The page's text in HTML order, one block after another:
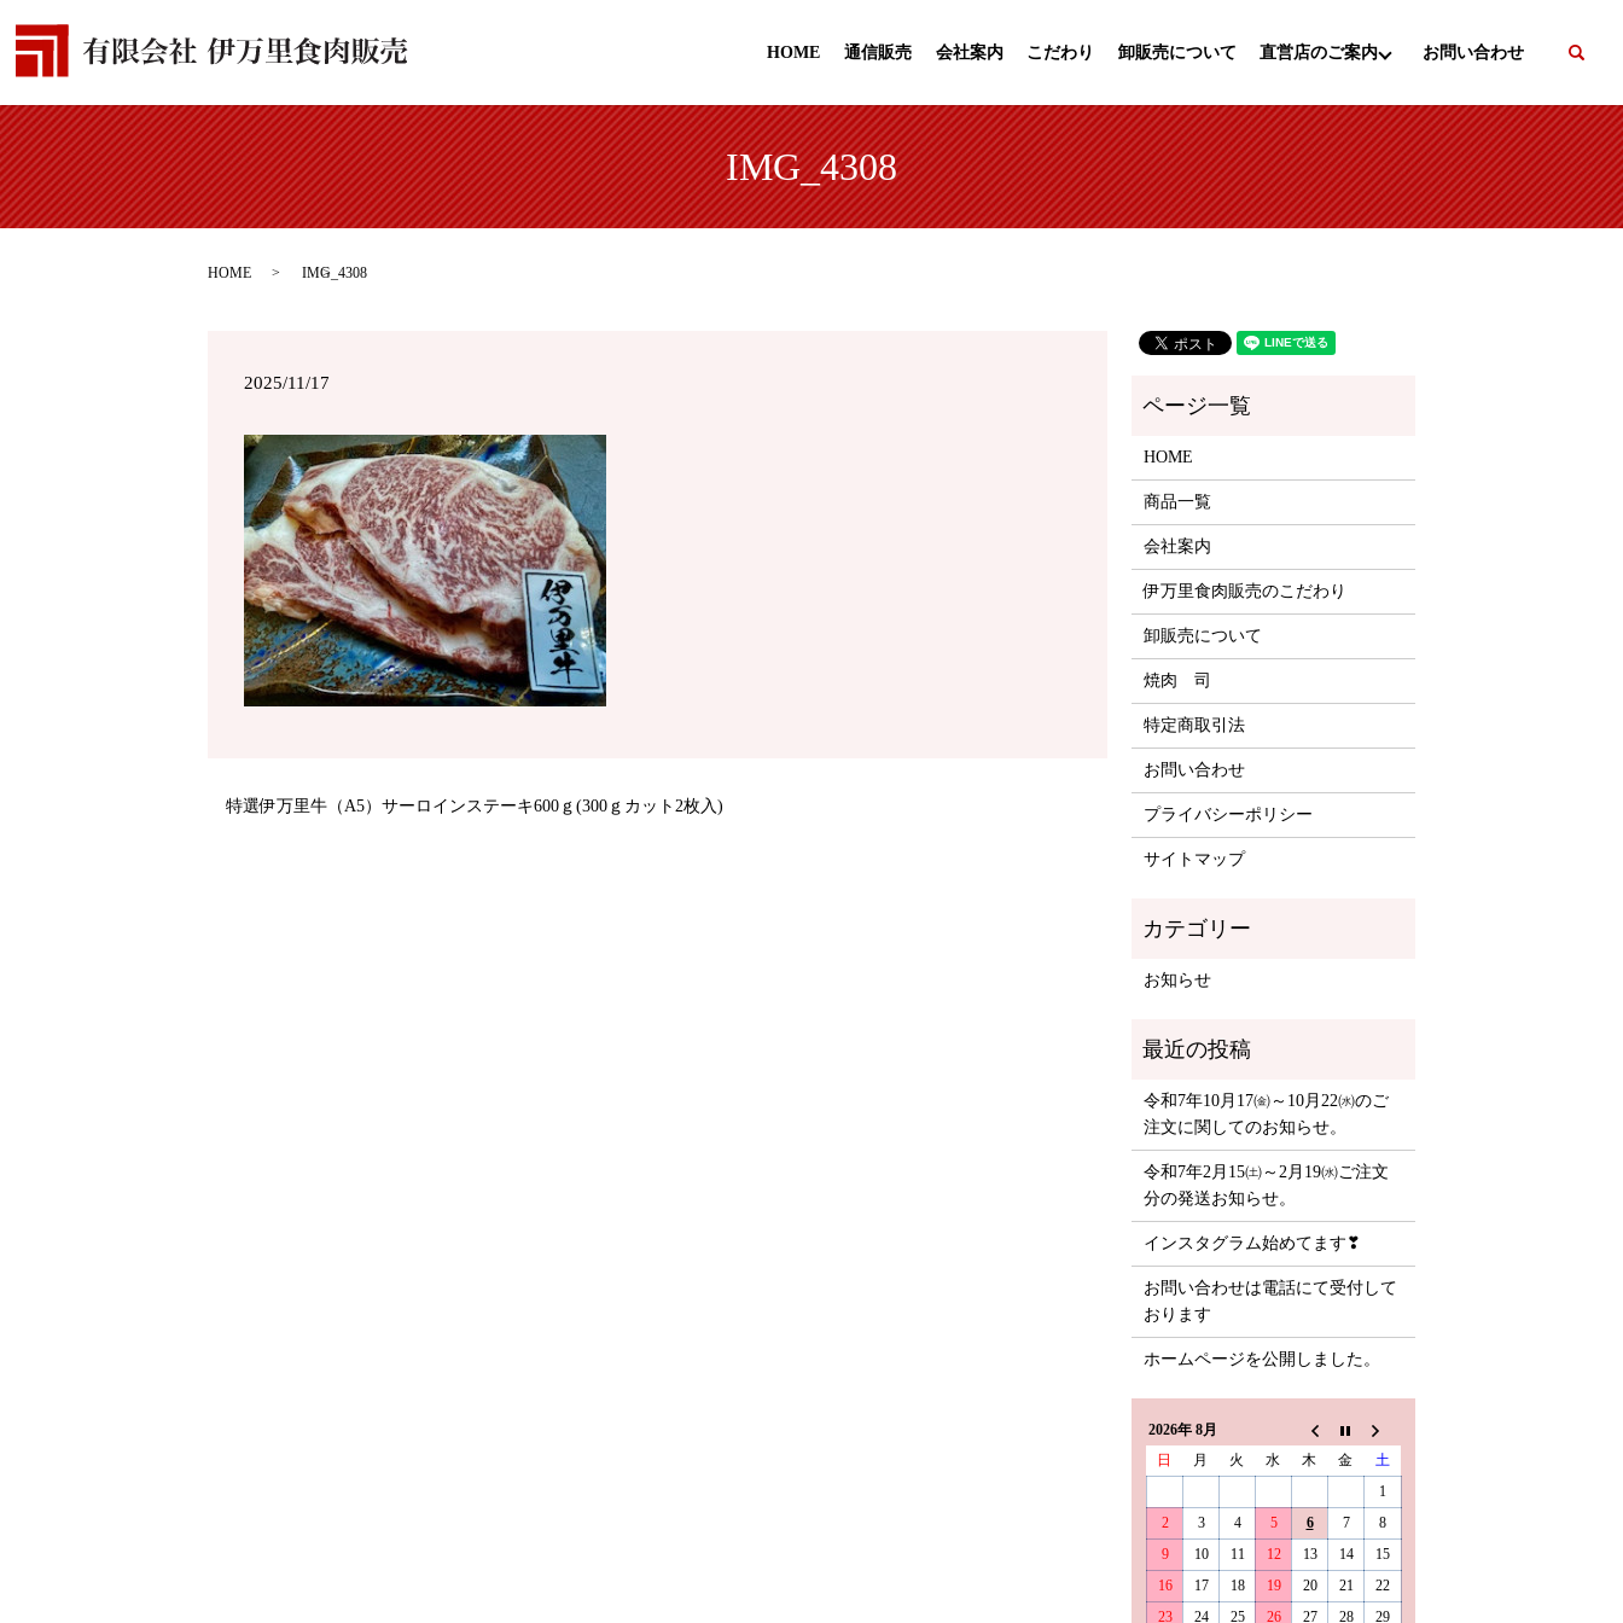
HOME 通信販売 会社案内 こだわり 卸販売について 直営店のご案内 お問い合わせ
IMG_4308
HOME IMG_4308
2025/11/17
特選伊万里牛（A5）サーロインステーキ600ｇ(300ｇカット2枚入)
HOME
商品一覧
会社案内
伊万里食肉販売のこだわり
卸販売について
焼肉 司
特定商取引法
お問い合わせ
プライバシーポリシー
サイトマップ
お知らせ
令和7年10月17㈮～10月22㈬のご
注文に関してのお知らせ。
令和7年2月15㈯～2月19㈬ご注文
分の発送お知らせ。
インスタグラム始めてます❣
お問い合わせは電話にて受付して
おります
ホームページを公開しました。
2026年 8月
日
月 火 水 木 金
土
1
2
3 4 5 6 7
8
9
10 11 12 13 14
15
16
17 18 19 20 21
22
23
24 25 26 27 28 29